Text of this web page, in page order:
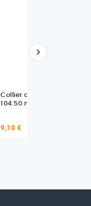
Collier de Serrage
104.50 mm
9,10 €
